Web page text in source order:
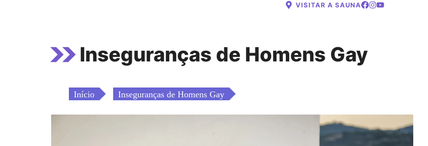
VISITAR A SAUNA
Inseguranças de Homens Gay
Início Inseguranças de Homens Gay